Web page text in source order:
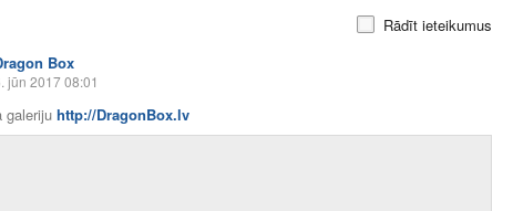
Rādīt ieteikumus
Box
jūn 2017 08:01
galeriju http://DragonBox.lv